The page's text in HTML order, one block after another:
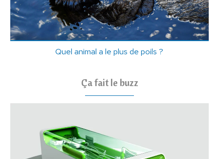
Quel animal a le plus de poils ?
Ça fait le buzz